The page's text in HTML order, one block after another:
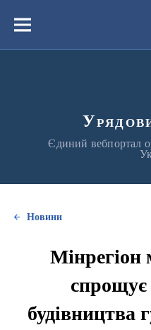
вмістуМеню
Єдиний вебпортал
Новини
Мінрегіон
спрощує
будівництва